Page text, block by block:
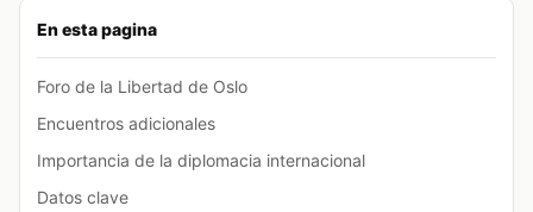
En esta pagina
Foro de la Libertad de Oslo
Encuentros adicionales
Importancia de la diplomacia internacional
Datos clave